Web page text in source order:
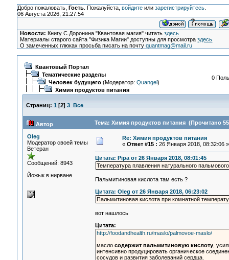
Добро пожаловать, Гость. Пожалуйста, войдитеили зарегистрируйтесь.
06 Августа 2026, 21:27:54
Новости: Книгу С.Доронина "Квантовая магия" читатьздесь
Материалы старого сайта "Физика Магии" доступны для просмотраздесь
О замеченных глюках просьба писать на почтуquantmag@mail.ru
Квантовый Портал
Тематические разделы
Человек будущего(Модератор: Quangel)
Химия продуктов питания
0
Страниц: 1 [2] 3 Все
Автор Тема: Химия продуктов питания (Прочитано
Oleg
Модератор своей темы
Ветеран
Сообщений: 8943
Йожык в нирване
Re: Химия продуктов питания
« Ответ #15 : 26 Января 2018, 08:32:06 »
Цитата: Pipa от 26 Января 2018, 08:01:45
Температура плавления натурального
Пальмитиновая кислота там есть ?
Цитата: Oleg от 26 Января 2018, 06:23:02
Пальмитиновая кислота при комнатной
вот нашлось
Цитата:
http://foodandhealth.ru/maslo/palmovoe-maslo/
масло содержит пальмитиновую кислоту,
интенсивно продуцировать органическое
сосудов и развития заболеваний сердца.